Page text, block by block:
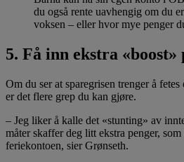
du også rente uavhengig om du
voksen – eller hvor mye penger
5. Få inn ekstra
Om du ser at sparegrisen trenger å
er det flere grep du kan gjøre.
– Jeg liker å kalle det «stunting» av
måter skaffer deg litt ekstra penger,
feriekontoen, sier Grønseth.